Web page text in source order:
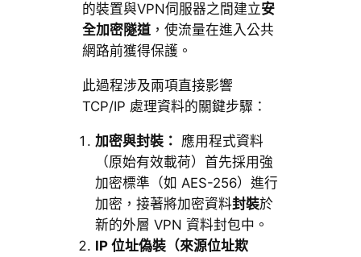
的裝置與VPN伺服器之間建立安
全加密隧道，使流量在進入公共
網路前獲得保護。
此過程涉及兩項直接影響
TCP/IP 處理資料的關鍵步驟：
加密與封裝： 應用程式資料
（原始有效載荷）首先採用強
加密標準（如 AES-256）進行
加密，接著將加密資料封裝於
新的外層 VPN 資料封包中。
IP 位址偽裝（來源位址欺